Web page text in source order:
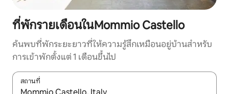
ที่พักรายเดือนในMommio Castello
ค้นพบที่พักระยะยาวที่ให้ความรู้สึกเหมือนอยู่บ้านสำหรับ
การเข้าพักตั้งแต่ 1 เดือนขึ้นไป
สถานที่
ใช้ลูกศรขึ้นลง หรือใช้การสัมผัสหรือปัด เพื่อสำรวจผลการค้นหา